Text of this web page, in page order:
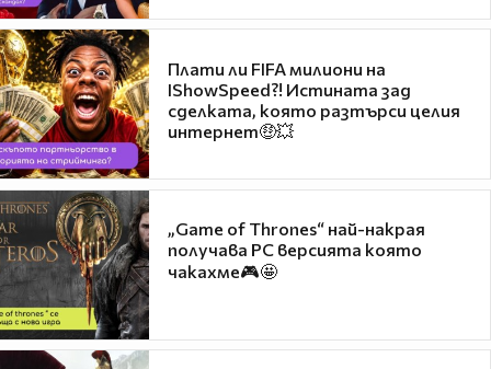
Плати ли FIFA милиони на
IShowSpeed?! Истината зад
сделката, която разтърси целия
интернет🤑💥
„Game of Thrones“ най-накрая
получава PC версията която
чакахме🎮🤩